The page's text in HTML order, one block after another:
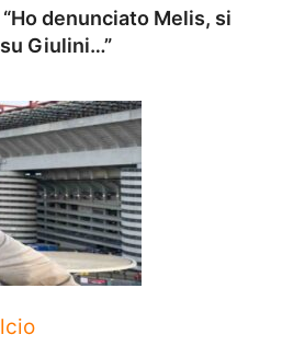
denunciato Melis, si
Giulini…”